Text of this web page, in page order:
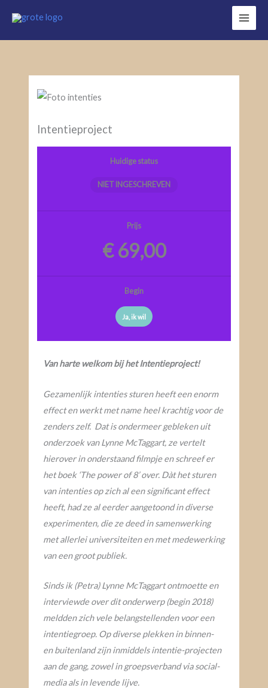
naar
de
Intentieproject
Huidige status
NIET INGESCHREVEN
Prijs
€ 69,00
Begin
Ja, ik wil
Van harte welkom bij het Intentieproject!
Gezamenlijk intenties sturen heeft een enorm
effect en werkt met name heel krachtig voor de
zenders zelf. Dat is ondermeer gebleken uit
onderzoek van Lynne McTaggart, ze vertelt
hierover in onderstaand filmpje en schreef er
het boek ‘The power of 8’ over. Dàt het sturen
van intenties op zich al een significant effect
heeft, had ze al eerder aangetoond in diverse
experimenten, die ze deed in samenwerking
met allerlei universiteiten en met medewerking
van een groot publiek.
Sinds ik (Petra) Lynne McTaggart ontmoette en
interviewde over dit onderwerp (begin 2018)
meldden zich vele belangstellenden voor een
intentiegroep. Op diverse plekken in binnen-
en buitenland zijn inmiddels intentie-projecten
aan de gang, zowel in groepsverband via social-
media als in levende lijve.